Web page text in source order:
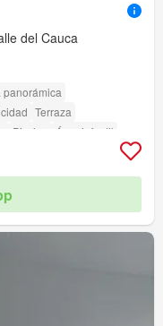
del Cauca
panorámica
Terraza
Piscina
Área infantil
discapacidad